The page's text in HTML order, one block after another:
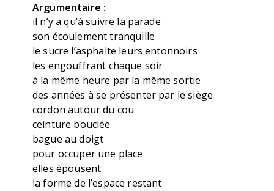
Argumentaire :
il n’y a qu’à suivre la parade
son écoulement tranquille
le sucre l’asphalte leurs entonnoirs
les engouffrant chaque soir
à la même heure par la même sortie
des années à se présenter par le siège
cordon autour du cou
ceinture bouclée
bague au doigt
pour occuper une place
elles épousent
la forme de l’espace restant